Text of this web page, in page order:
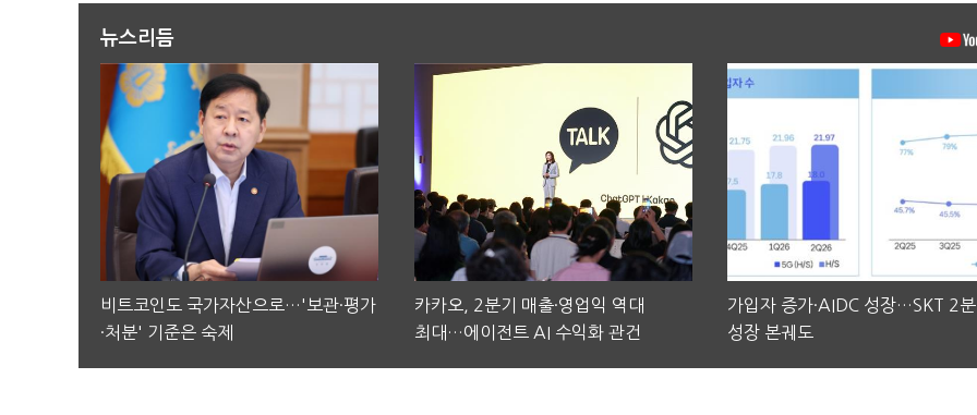
뉴스리듬
비트코인도 국가자산으로…'보관·평가
·처분' 기준은 숙제
카카오, 2분기 매출·영업익 역대
최대…에이전트 AI 수익화 관건
가입자 증가·AIDC 성장…SKT 2
성장 본궤도